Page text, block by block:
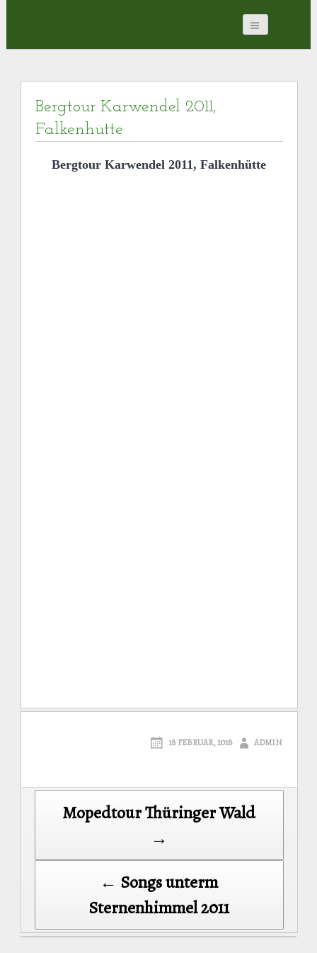
Bergtour Karwendel 2011,
Falkenhütte
Bergtour Karwendel 2011, Falkenhütte
18 FEBRUAR, 2018 ADMIN
navigation
Mopedtour Thüringer Wald
→
← Songs unterm
Sternenhimmel 2011